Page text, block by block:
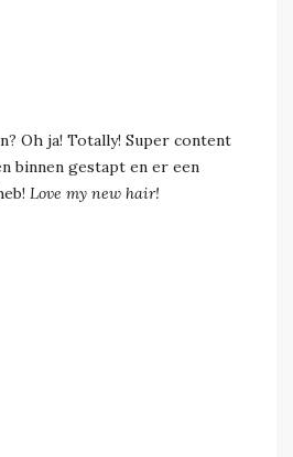
Oh ja! Totally! Super content
binnen gestapt en er een
Love my new hair!